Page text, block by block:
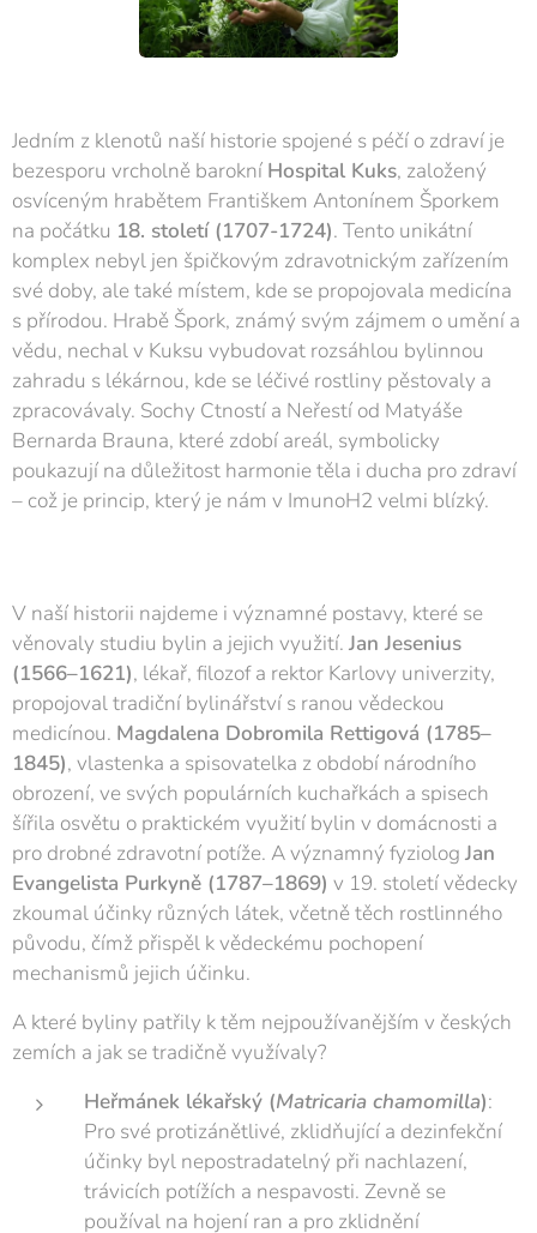
Jedním z klenotů naší historie spojené s péčí o zdraví je
bezesporu vrcholně barokní Hospital Kuks, založený
osvíceným hrabětem Františkem Antonínem Šporkem
na počátku 18. století (1707-1724). Tento unikátní
komplex nebyl jen špičkovým zdravotnickým zařízením
své doby, ale také místem, kde se propojovala medicína
s přírodou. Hrabě Špork, známý svým zájmem o umění a
vědu, nechal v Kuksu vybudovat rozsáhlou bylinnou
zahradu s lékárnou, kde se léčivé rostliny pěstovaly a
zpracovávaly. Sochy Ctností a Neřestí od Matyáše
Bernarda Brauna, které zdobí areál, symbolicky
poukazují na důležitost harmonie těla i ducha pro zdraví
– což je princip, který je nám v ImunoH2 velmi blízký.
V naší historii najdeme i významné postavy, které se
věnovaly studiu bylin a jejich využití. Jan Jesenius
(1566–1621), lékař, filozof a rektor Karlovy univerzity,
propojoval tradiční bylinářství s ranou vědeckou
medicínou. Magdalena Dobromila Rettigová (1785–
1845), vlastenka a spisovatelka z období národního
obrození, ve svých populárních kuchařkách a spisech
šířila osvětu o praktickém využití bylin v domácnosti a
pro drobné zdravotní potíže. A významný fyziolog Jan
Evangelista Purkyně (1787–1869) v 19. století vědecky
zkoumal účinky různých látek, včetně těch rostlinného
původu, čímž přispěl k vědeckému pochopení
mechanismů jejich účinku.
A které byliny patřily k těm nejpoužívanějším v českých
zemích a jak se tradičně využívaly?
Heřmánek lékařský (Matricaria chamomilla):
Pro své protizánětlivé, zklidňující a dezinfekční
účinky byl nepostradatelný při nachlazení,
trávicích potížích a nespavosti. Zevně se
používal na hojení ran a pro zklidnění